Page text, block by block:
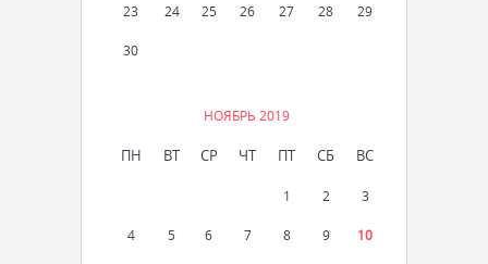
23 24 25 26 27 28 29
30
НОЯБРЬ 2019
ПН ВТ СР ЧТ ПТ СБ ВС
1 2 3
4 5 6 7 8 9 10